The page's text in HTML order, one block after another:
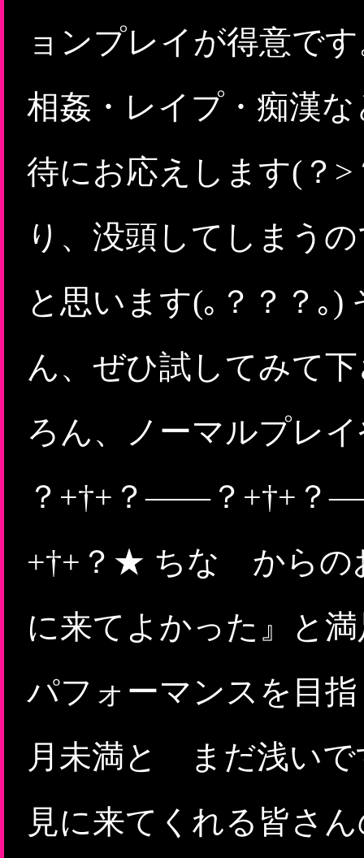
ョンプレイが得意で
相姦・レイプ・痴漢
待にお応えします(？
り、没頭してしまう
と思います(｡？？？｡
ん、ぜひ試してみて
ろん、ノーマルプレ
？+†+？――？+†+
+†+？★ ちな からの
に来てよかった』と
パフォーマンスを目
月未満と まだ浅い
見に来てくれる皆さ